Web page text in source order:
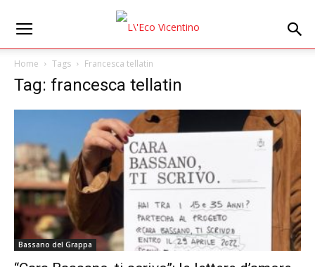
Home Tags Francesca tellatin
Tag: francesca tellatin
Bassano del Grappa